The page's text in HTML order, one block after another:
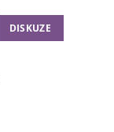
DISKUZE